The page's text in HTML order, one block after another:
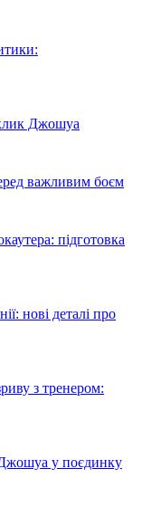
Джошуа
важливим боєм
підготовка
нові деталі про
з тренером:
у поєдинку